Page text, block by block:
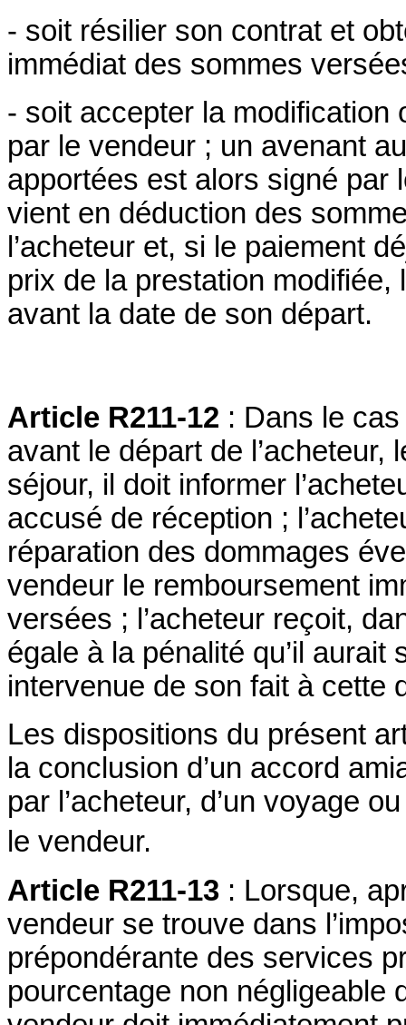
- soit résilier son contrat et
immédiat des sommes
- soit accepter la modification
par le vendeur ; un avenant
apportées est alors signé par
vient en déduction des
l’acheteur et, si le paiement
prix de la prestation
avant la date de son départ.
Article R211-12 : Dans le
avant le départ de
séjour, il doit informer
accusé de réception ;
réparation des dommages
vendeur le remboursement
versées ; l’acheteur reçoit,
égale à la pénalité qu’il aurait
intervenue de son fait à cette
Les dispositions du présent
la conclusion d’un accord
par l’acheteur, d’un voyage
le vendeur.
Article R211-13 : Lorsque,
vendeur se trouve dans
prépondérante des services
pourcentage non négligeable